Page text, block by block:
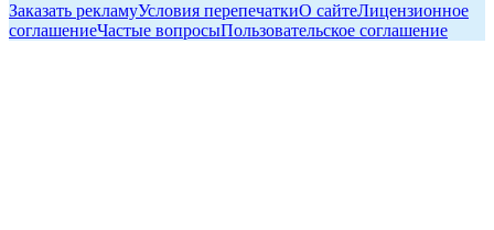
Заказать рекламуУсловия перепечаткиО сайтеЛицензионное
соглашениеЧастые вопросыПользовательское соглашение